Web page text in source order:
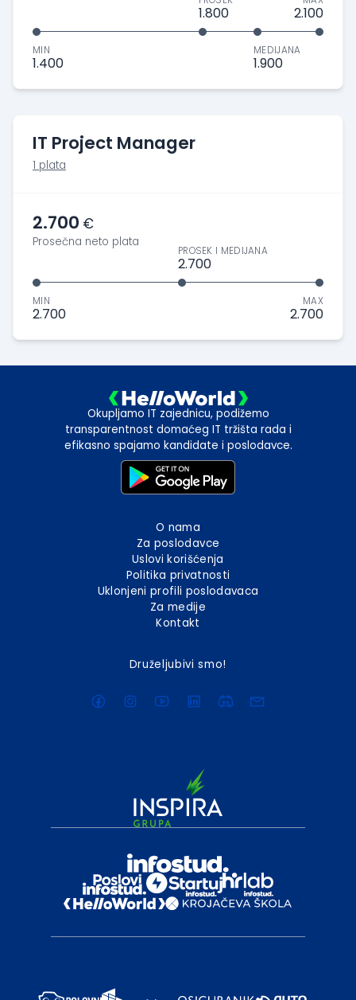
MIN
1.400
MEDIJANA
1.900
1.800 2.100
IT Project Manager
1 plata
2.700 €
Prosečna neto plata
MIN
2.700
PROSEK I MEDIJANA
2.700
MAX
2.700
Okupljamo IT zajednicu, podižemo
transparentnost domaćeg IT tržišta rada i
efikasno spajamo kandidate i poslodavce.
O nama
Za poslodavce
Uslovi korišćenja
Politika privatnosti
Uklonjeni profili poslodavaca
Za medije
Kontakt
Druželjubivi smo!